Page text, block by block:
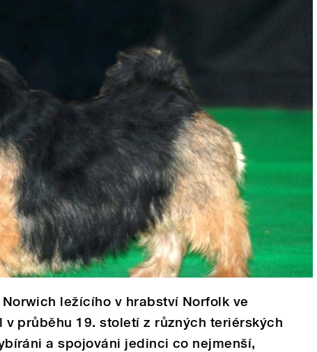
ležícího v hrabství Norfolk ve
v průběhu 19. století z různých teriérských
a spojováni jedinci co nejmenší,